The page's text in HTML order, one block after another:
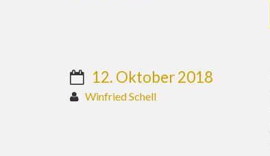
12. Oktober 2018
Winfried Schell